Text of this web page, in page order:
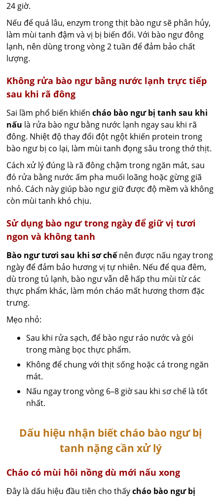
24 giờ.
Nếu để quá lâu, enzym trong thịt bào ngư sẽ phân hủy,
làm mùi tanh đậm và vị bị biến đổi. Với bào ngư đông
lạnh, nên dùng trong vòng 2 tuần để đảm bảo chất
lượng.
Không rửa bào ngư bằng nước lạnh trực tiếp
sau khi rã đông
Sai lầm phổ biến khiếncháo bào ngư bị tanh sau khi
nấu là rửa bào ngư bằng nước lạnh ngay sau khi rã
đông. Nhiệt độ thay đổi đột ngột khiến protein trong
bào ngư bị co lại, làm mùi tanh đọng sâu trong thớ thịt.
Cách xử lý đúng là rã đông chậm trong ngăn mát, sau
đó rửa bằng nước ấm pha muối loãng hoặc gừng giã
nhỏ. Cách này giúp bào ngư giữ được độ mềm và không
còn mùi tanh khó chịu.
Sử dụng bào ngư trong ngày để giữ vị tươi
ngon và không tanh
Bào ngư tươi sau khi sơ chếnên được nấu ngay trong
ngày để đảm bảo hương vị tự nhiên. Nếu để qua đêm,
dù trong tủ lạnh, bào ngư vẫn dễ hấp thu mùi từ các
thực phẩm khác, làm món cháo mất hương thơm đặc
trưng.
Mẹo nhỏ:
Sau khi rửa sạch, để bào ngư ráo nước và gói
trong màng bọc thực phẩm.
Không để chung với thịt sống hoặc cá trong ngăn
mát.
Nấu ngay trong vòng 6–8 giờ sau khi sơ chế là tốt
nhất.
Dấu hiệu nhận biết cháo bào ngư bị
tanh nặng cần xử lý
Cháo có mùi hôi nồng dù mới nấu xong
Đây là dấu hiệu đầu tiên cho thấycháo bào ngư bị